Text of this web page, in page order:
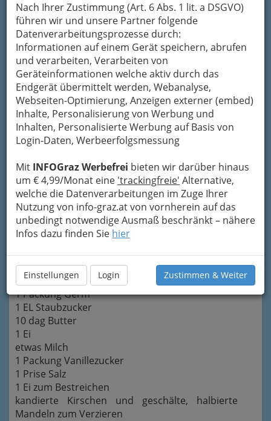
Nach Ihrer Zustimmung (Art. 6 Abs. 1 lit. a DSGVO)
führen wir und unsere Partner folgende
Datenverarbeitungsprozesse durch:
Informationen auf einem Gerät speichern, abrufen
und verarbeiten, Verarbeiten von
Geräteinformationen welche aktiv durch das
Endgerät übermittelt werden, Webanalyse,
Webseiten-Optimierung, Anzeigen externer (embed)
Inhalte, Personalisierung von Werbung und
Inhalten, Personalisierte Werbung auf Basis von
Login-Daten, Werbeerfolgsmessung
Mit INFOGraz Werbefrei bieten wir darüber hinaus
um € 4,99/Monat eine 'trackingfreie' Alternative,
welche die Datenverarbeitungen im Zuge Ihrer
Nutzung von info-graz.at von vornherein auf das
unbedingt notwendige Ausmaß beschränkt – nähere
Infos dazu finden Sie hier
Einstellungen Login Zustimmen & Weiter
Früchtebrotmit Aprikosen (Marillen), Datteln,
Feigen und Nüssen
ALTWIENER FRÜCHTEBROT
Zutaten:
15 dag Dörrzwetschken ohne Kern
10 dag Feigen
10 dag Rosinen
15 dag Zitronat und Aranzini gemischt
10 dag Mandeln
5 dag Walnüsse, halbiert
2 EL Rum
Saft und Schale einer Organe
etwas Zimt und Nelkenpulver
Für den Teig:
30 dag Mehl, halb glatt und halb griffig
1 Packung Germ
1 EL Staubzucker
10 dag Butter
1 Ei
etwas Milch
1 Packung Vanillezucker
1 Prise Salz
1 Ei zum Bestreichen
kandierte Kirschen und geschälte, halbierte
Mandeln zum Verzieren